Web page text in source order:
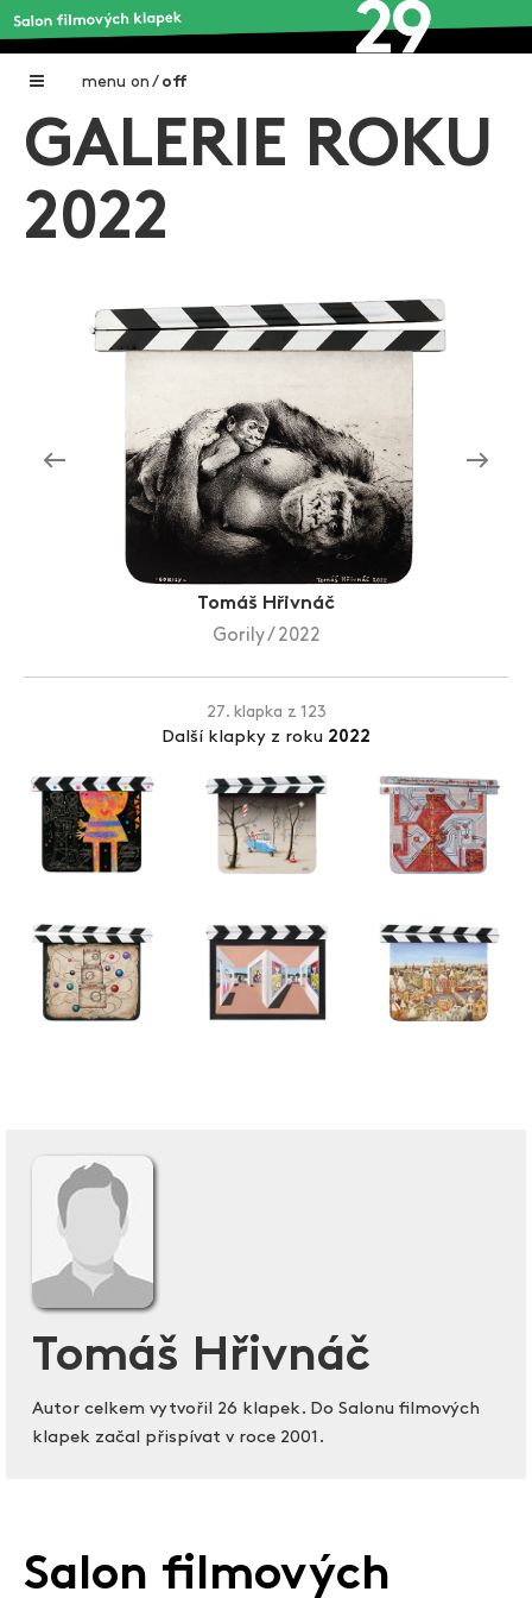
menu on / off
Home
Galerie filmových klapek
O projektu
Aukce filmových klapek
Aktuality
GALERIE ROKU
2022
Tomáš Hřivnáč
Gorily / 2022
27. klapka z 123
Další klapky z roku 2022
Tomáš Hřivnáč
Autor celkem vytvořil 26 klapek. Do Salonu filmových
klapek začal přispívat v roce 2001.
Salon filmových